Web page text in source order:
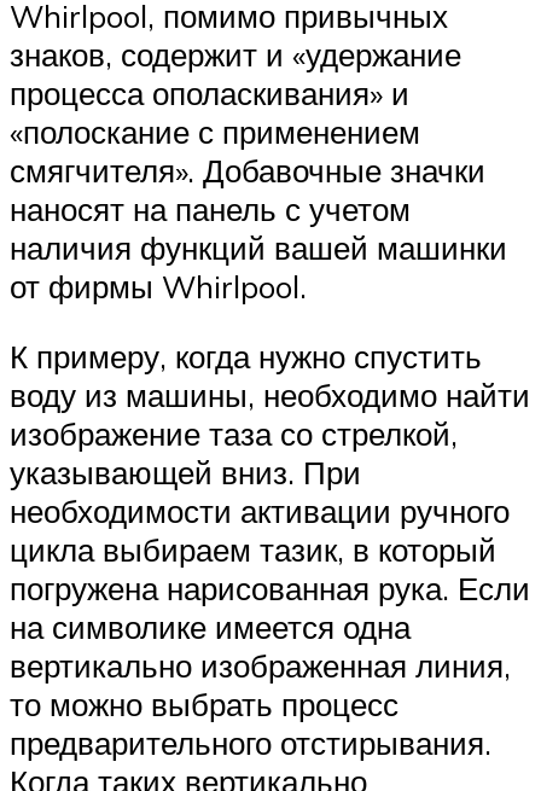
Whirlpool, помимо привычных
знаков, содержит и «удержание
процесса ополаскивания» и
«полоскание с применением
смягчителя». Добавочные значки
наносят на панель с учетом
наличия функций вашей машинки
от фирмы Whirlpool.
К примеру, когда нужно спустить
воду из машины, необходимо найти
изображение таза со стрелкой,
указывающей вниз. При
необходимости активации ручного
цикла выбираем тазик, в который
погружена нарисованная рука. Если
на символике имеется одна
вертикально изображенная линия,
то можно выбрать процесс
предварительного отстирывания.
Когда таких вертикально